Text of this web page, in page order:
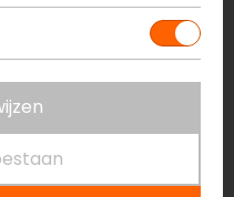
Beperkte voorraad
Niet op voorraad